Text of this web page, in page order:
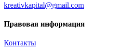
kreativkapital@gmail.com
Правовая информация
Контакты